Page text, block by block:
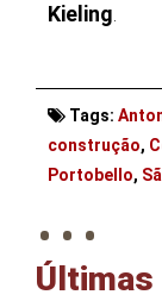
Kieling
Tags:
construção,
Portobello,
. . .
Últimas